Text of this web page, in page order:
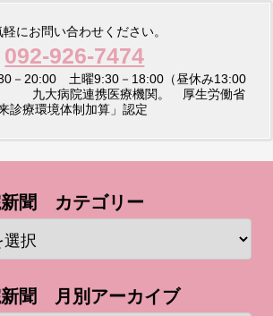
軽にお問い合わせください。
092-926-7474
－20:00 土曜9:30－18:00（昼休み13:00
病院連携医療機関。 厚生労働省
来診療環境体制加算」認定
新聞 カテゴリー
新聞 月別アーカイブ